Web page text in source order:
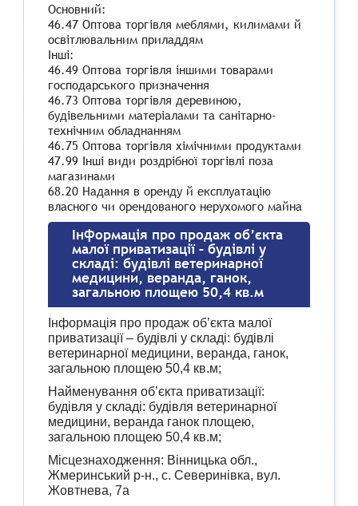
Основний:
46.47 Оптова торгівля меблями, килимами й
освітлювальним приладдям
Інші:
46.49 Оптова торгівля іншими товарами
господарського призначення
46.73 Оптова торгівля деревиною,
будівельними матеріалами та санітарно-
технічним обладнанням
46.75 Оптова торгівля хімічними продуктами
47.99 Інші види роздрібної торгівлі поза
магазинами
68.20 Надання в оренду й експлуатацію
власного чи орендованого нерухомого майна
Інформація про продаж об’єкта
малої приватизації – будівлі у
складі: будівлі ветеринарної
медицини, веранда, ганок,
загальною площею 50,4 кв.м
Інформація про продаж об’єкта малої
приватизації – будівлі у складі: будівлі
ветеринарної медицини, веранда, ганок,
загальною площею 50,4 кв.м;
Найменування об’єкта приватизації:
будівля у складі: будівля ветеринарної
медицини, веранда ганок площею,
загальною площею 50,4 кв.м;
Місцезнаходження: Вінницька обл.,
Жмеринський р-н., с. Северинівка, вул.
Жовтнева, 7а